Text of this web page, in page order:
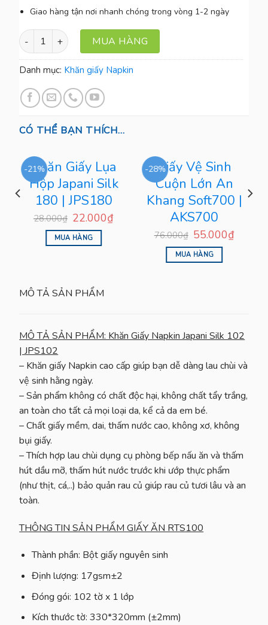
Giao hàng tận nơi nhanh chóng trong vòng 1-2 ngày
Khăn Giấy Napkin Japani Silk 102 | JPS102 số lượng
MUA HÀNG
Danh mục: Khăn giấy Napkin
CÓ THỂ BẠN THÍCH…
-21%
Khăn Giấy Lụa
Hộp Japani Silk
180 | JPS180
28.000₫ 22.000₫
MUA HÀNG
-28%Giấy Vệ Sinh
Cuộn Lớn An
Khang Soft700 |
AKS700
76.000₫ 55.000₫
MUA HÀNG
MÔ TẢ SẢN PHẨM
MÔ TẢ SẢN PHẨM: Khăn Giấy Napkin Japani Silk 102
| JPS102
– Khăn giấy Napkin cao cấp giúp bạn dễ dàng lau chùi và
vệ sinh hằng ngày.
– Sản phẩm không có chất độc hại, không chất tẩy trắng,
an toàn cho tất cả mọi loại da, kể cả da em bé.
– Chất giấy mềm, dai, thấm nước cao, không xơ, không
bụi giấy.
– Thích hợp lau chùi dụng cụ phòng bếp nấu ăn và thấm
hút dầu mỡ, thấm hút nước trước khi ướp thực phẩm
(như thịt, cá,..) bảo quản rau củ giúp rau củ tươi lâu và an
toàn.
THÔNG TIN SẢN PHẨM GIẤY ĂN RTS100
Thành phần: Bột giấy nguyên sinh
Định lượng: 17gsm±2
Đóng gói: 102 tờ x 1 lớp
Kích thước tờ: 330*320mm (±2mm)